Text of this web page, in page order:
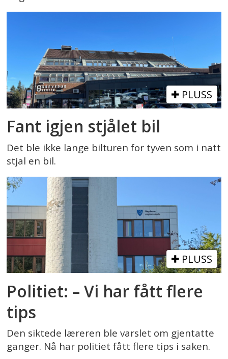
PLUSS
Fant igjen stjålet bil
Det ble ikke lange bilturen for tyven som i natt
stjal en bil.
PLUSS
Politiet: – Vi har fått flere
tips
Den siktede læreren ble varslet om gjentatte
ganger. Nå har politiet fått flere tips i saken.